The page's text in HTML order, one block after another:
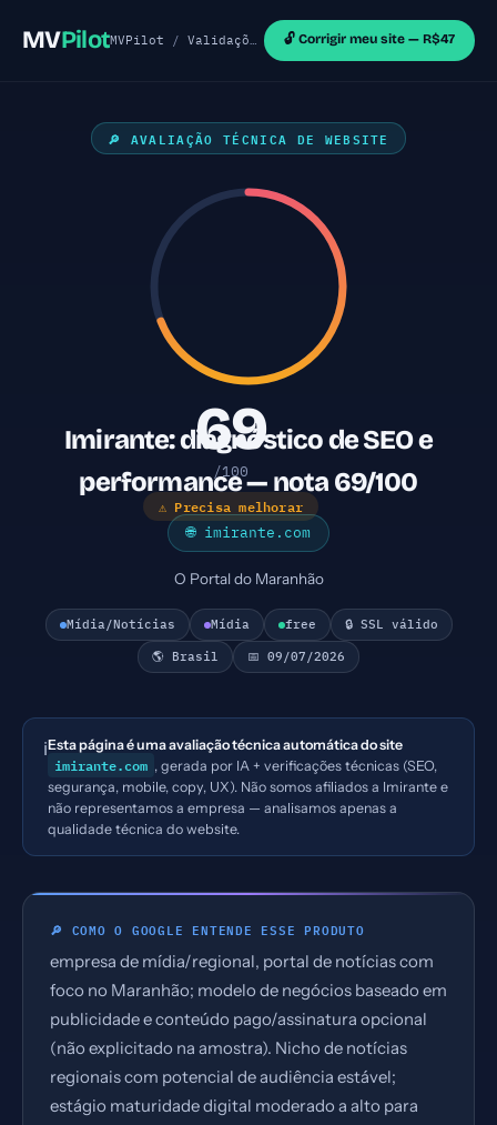
MVPilotMVPilot /Validações de MVP /Sites Astro/
🔓 Corrigir meu site — R$47
🔎 AVALIAÇÃO TÉCNICA DE WEBSITE
69
/100
⚠ Precisa melhorar
Imirante: diagnóstico de SEO e
performance — nota 69/100
🌐 imirante.com
O Portal do Maranhão
Mídia/Notícias Mídia free 🔒 SSL válido
🌎 Brasil 📅 09/07/2026
ℹ️Esta página é uma avaliação técnica automática do site
imirante.com , gerada por IA + verificações técnicas (SEO,
segurança, mobile, copy, UX). Não somos afiliados a Imirante e
não representamos a empresa — analisamos apenas a
qualidade técnica do website.
🔎 COMO O GOOGLE ENTENDE ESSE PRODUTO
empresa de mídia/regional, portal de notícias com
foco no Maranhão; modelo de negócios baseado em
publicidade e conteúdo pago/assinatura opcional
(não explicitado na amostra). Nicho de notícias
regionais com potencial de audiência estável;
estágio maturidade digital moderado a alto para